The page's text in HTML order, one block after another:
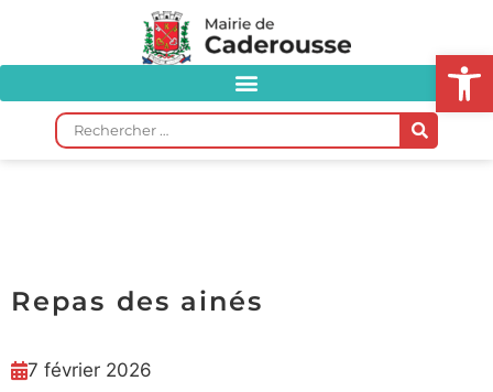
Repas des ainés
7 février 2026